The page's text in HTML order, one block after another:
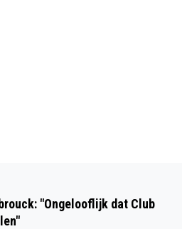
"Ongelooflijk dat Club